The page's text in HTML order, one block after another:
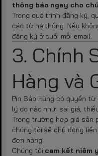
thông báo ngay cho
Trong quá trình đăng ký,
cáo từ hệ thống. Nếu
đăng ký ở cuối mỗi email.
3. Chính
Hàng và
Pin Bảo Hùng có quyền
lý do nào như: sai giá,
Trong trường hợp giá sản
chúng tôi sẽ chủ động
đơn hàng.
Chúng tôi cam kết niêm